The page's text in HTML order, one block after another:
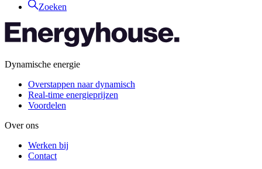
Zoeken
Dynamische energie
Overstappen naar dynamisch
Real-time energieprijzen
Voordelen
Over ons
Werken bij
Contact